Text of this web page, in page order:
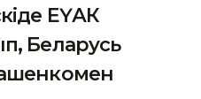
ЕҮАК
Беларусь